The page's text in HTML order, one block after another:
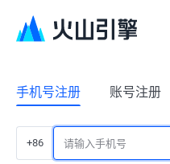
手机号注册 账号注册
+86